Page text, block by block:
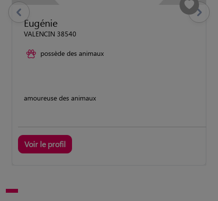
Eugénie
VALENCIN 38540
possède des animaux
amoureuse des animaux
Voir le profil
previous Suivant